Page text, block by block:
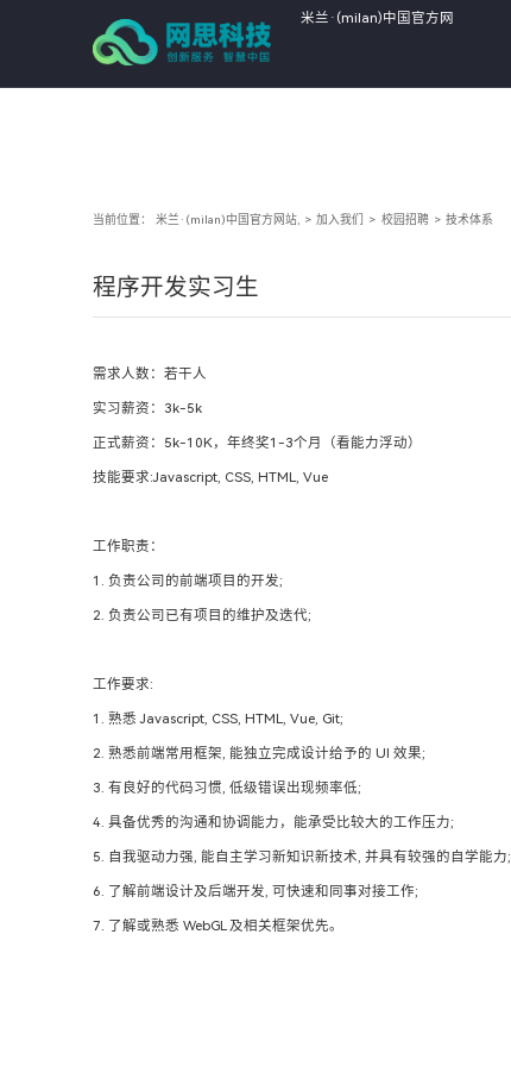
米兰·(milan)中国官方网
当前位置： 米兰·(milan)中国官方网站, > 加入我们 > 校园招聘 > 技术体系
程序开发实习生
需求人数：若干人
实习薪资：3k-5k
正式薪资：5k-10K，年终奖1-3个月（看能力浮动）
技能要求:Javascript, CSS, HTML, Vue
工作职责：
1. 负责公司的前端项目的开发;
2. 负责公司已有项目的维护及迭代;
工作要求:
1. 熟悉 Javascript, CSS, HTML, Vue, Git;
2. 熟悉前端常用框架, 能独立完成设计给予的 UI 效果;
3. 有良好的代码习惯, 低级错误出现频率低;
4. 具备优秀的沟通和协调能力，能承受比较大的工作压力;
5. 自我驱动力强, 能自主学习新知识新技术, 并具有较强的自学能力;
6. 了解前端设计及后端开发, 可快速和同事对接工作;
7. 了解或熟悉 WebGL 及相关框架优先。